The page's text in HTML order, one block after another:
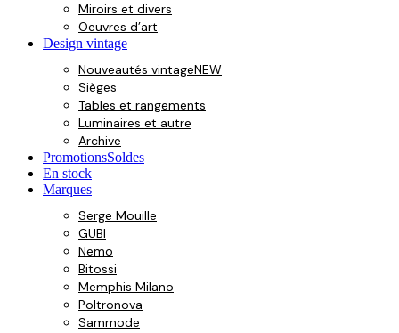
Miroirs et divers
Oeuvres d’art
Design vintage
Nouveautés vintageNEW
Sièges
Tables et rangements
Luminaires et autre
Archive
PromotionsSoldes
En stock
Marques
Serge Mouille
GUBI
Nemo
Bitossi
Memphis Milano
Poltronova
Sammode